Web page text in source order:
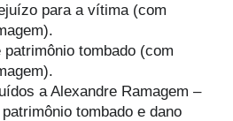
para a vítima (com
patrimônio tombado (com
a Alexandre Ramagem –
tombado e dano